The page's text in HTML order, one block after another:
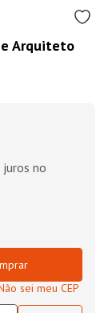
Arquiteto
juros no
sei meu CEP